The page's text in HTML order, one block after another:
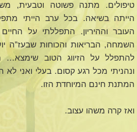
טיפולים. מתנה פשוטה וטבעית,
הייתה בשיאה. בכל ערב הייתי
העובר וההיריון. התפללתי על
השמחה, הבריאות והכוחות שבעז”ה
להתפלל על הזיווג הטוב שימצא…
ונהניתי מכל רגע קסום. בעלי ואני לא
המתנת חינם המיוחדת הזו.
ואז קרה משהו עצוב.